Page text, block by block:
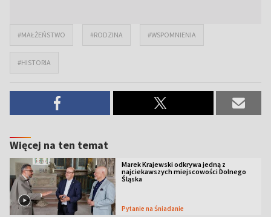
#MAŁŻEŃSTWO #RODZINA #WSPOMNIENIA
#HISTORIA
Więcej na ten temat
Marek Krajewski odkrywa jedną z
najciekawszych miejscowości Dolnego
Śląska
Pytanie na Śniadanie